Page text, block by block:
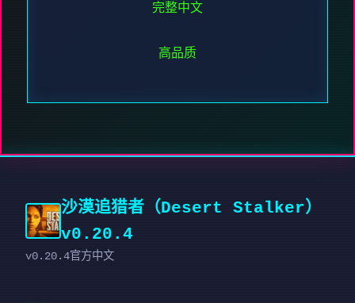
完整中文
高品质
沙漠追猎者（Desert Stalker）
v0.20.4
v0.20.4官方中文